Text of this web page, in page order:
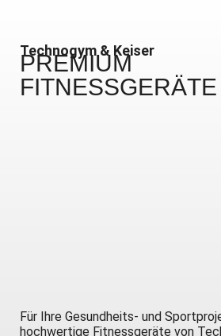
Technogym & Keiser
PREMIUM
FITNESSGERÄTE
Für Ihre Gesundheits- und
hochwertige Fitnessgeräte von